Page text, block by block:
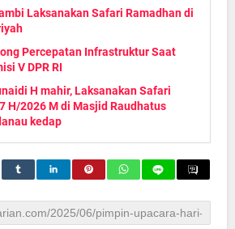
Laksanakan Safari Ramadhan di
Percepatan Infrastruktur Saat
V DPR RI
H mahir, Laksanakan Safari
H/2026 M di Masjid Raudhatus
kedap